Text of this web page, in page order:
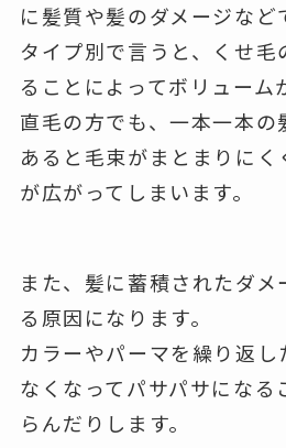
に髪質や髪のダメージなど
タイプ別で言うと、くせ
ることによってボリューム
直毛の方でも、一本一本
あると毛束がまとまりに
が広がってしまいます。
また、髪に蓄積されたダ
る原因になります。
カラーやパーマを繰り返
なくなってパサパサになる
らんだりします。